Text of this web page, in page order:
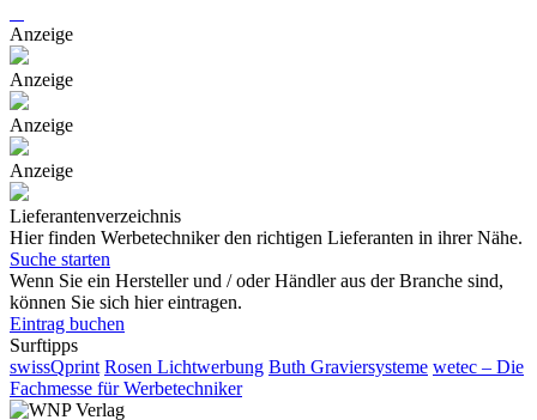
Anzeige
Anzeige
Anzeige
Anzeige
Lieferantenverzeichnis
Hier finden Werbetechniker den richtigen Lieferanten in ihrer Nähe.
Suche starten
Wenn Sie ein Hersteller und / oder Händler aus der Branche sind,
können Sie sich hier eintragen.
Eintrag buchen
Surftipps
swissQprint Rosen Lichtwerbung Buth Graviersysteme wetec – Die
Fachmesse für Werbetechniker